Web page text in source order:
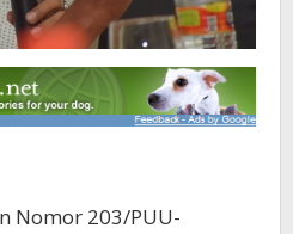
Nomor 203/PUU-